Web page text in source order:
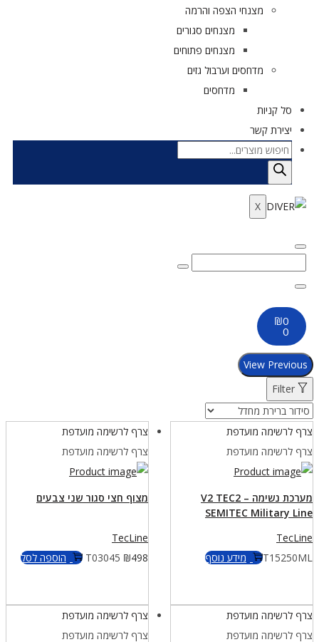
מצנחי הצפה והרמה
מצנחים סגורים
מצנחים פתוחים
מדחסים וערבול גזים
מדחסים
סל קניות
יצירת קשר
X
₪0
0
View Previous
Filter
צרף לרשימה מועדפת
צרף לרשימה מועדפת
מערכת נשימה – V2 TEC2
SEMITEC Military Line
TecLine
T15250ML
מידע נוסף
צרף לרשימה מועדפת
צרף לרשימה מועדפת
מצוף חצי סגור שני צבעים
TecLine
T03045 ₪498 הוספה לסל
צרף לרשימה מועדפת
צרף לרשימה מועדפת
צרף לרשימה מועדפת
צרף לרשימה מועדפת